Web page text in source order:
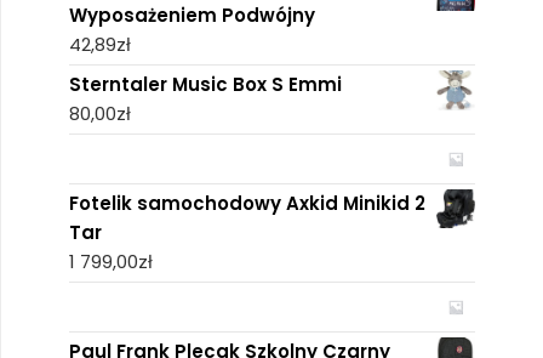
Wyposażeniem Podwójny
42,89zł
Sterntaler Music Box S Emmi
80,00zł
Fotelik samochodowy Axkid Minikid 2
Tar
1 799,00zł
Paul Frank Plecak Szkolny Czarny